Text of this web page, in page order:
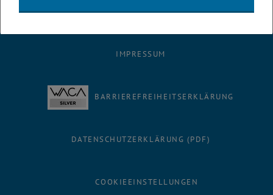
IMPRESSUM
BARRIEREFREIHEITSERKLÄRUNG
DATENSCHUTZERKLÄRUNG (PDF)
COOKIEEINSTELLUNGEN